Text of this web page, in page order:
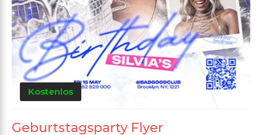
Kostenlos
Geburtstagsparty Flyer